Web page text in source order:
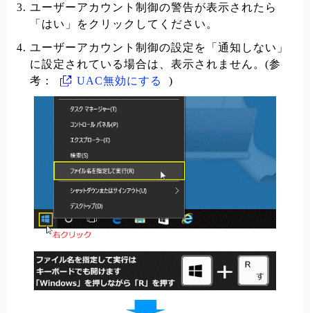
ユーザーアカウント制御の警告が表示されたら
「はい」をクリックしてください。
ユーザーアカウント制御の設定を「通知しない」
に設定されている場合は、表示されません。(参
考：
UAC無効にする )